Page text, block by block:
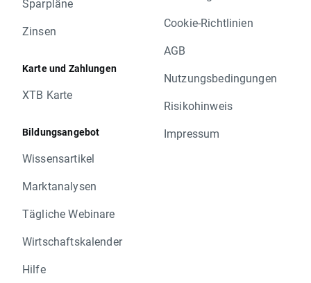
Sparpläne
Zinsen
Karte und Zahlungen
XTB Karte
Bildungsangebot
Wissensartikel
Marktanalysen
Tägliche Webinare
Wirtschaftskalender
Hilfe
Cookie-Richtlinien
AGB
Nutzungsbedingungen
Risikohinweis
Impressum